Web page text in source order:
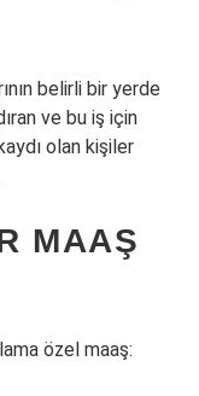
belirli bir yerde
ve bu iş için
olan kişiler
MAAŞ
özel maaş: